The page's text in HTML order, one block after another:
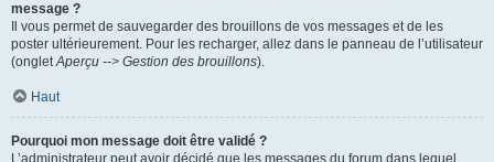
message ?
Il vous permet de sauvegarder des brouillons de vos messages et de les
poster ultérieurement. Pour les recharger, allez dans le panneau de l’utilisateur
(ongletAperçu --> Gestion des brouillons).
Haut
Pourquoi mon message doit être validé ?
L’administrateur peut avoir décidé que les messages du forum dans lequel